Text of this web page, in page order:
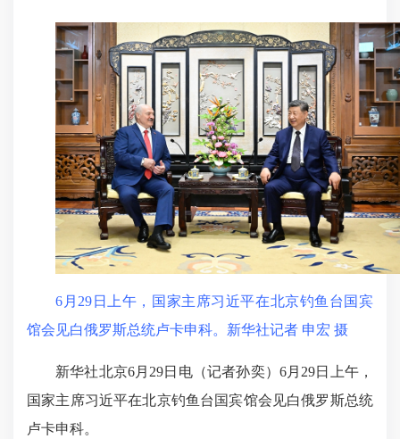
6月29日上午，国家主席习近平在北京钓鱼台国宾
馆会见白俄罗斯总统卢卡申科。新华社记者 申宏 摄
新华社北京6月29日电（记者孙奕）6月29日上午，
国家主席习近平在北京钓鱼台国宾馆会见白俄罗斯总统
卢卡申科。